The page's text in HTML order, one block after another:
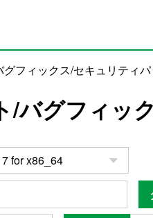
グフィックス/セキュリティ
/バグフィッ